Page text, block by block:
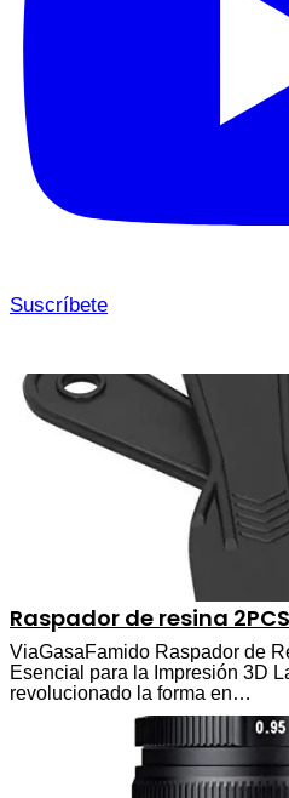
Suscríbete
Raspador de resina
ViaGasaFamido Raspador de
Esencial para la Impresión 3D
revolucionado la forma en…